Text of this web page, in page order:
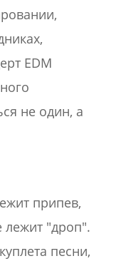
EDM
не один, а
припев,
лежит "дроп".
песни,